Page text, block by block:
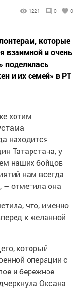
1221 0 0
которые
взаимной и очень
поделилась
и их семей» в РТ
хотим
находится
Татарстана, у
наших бойцов
нам всегда
отметила она.
что, именно
к желанной
который
операции с
и бережное
Оксана